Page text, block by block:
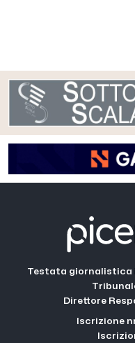
Testata giornalistica
Direttore
Iscrizione